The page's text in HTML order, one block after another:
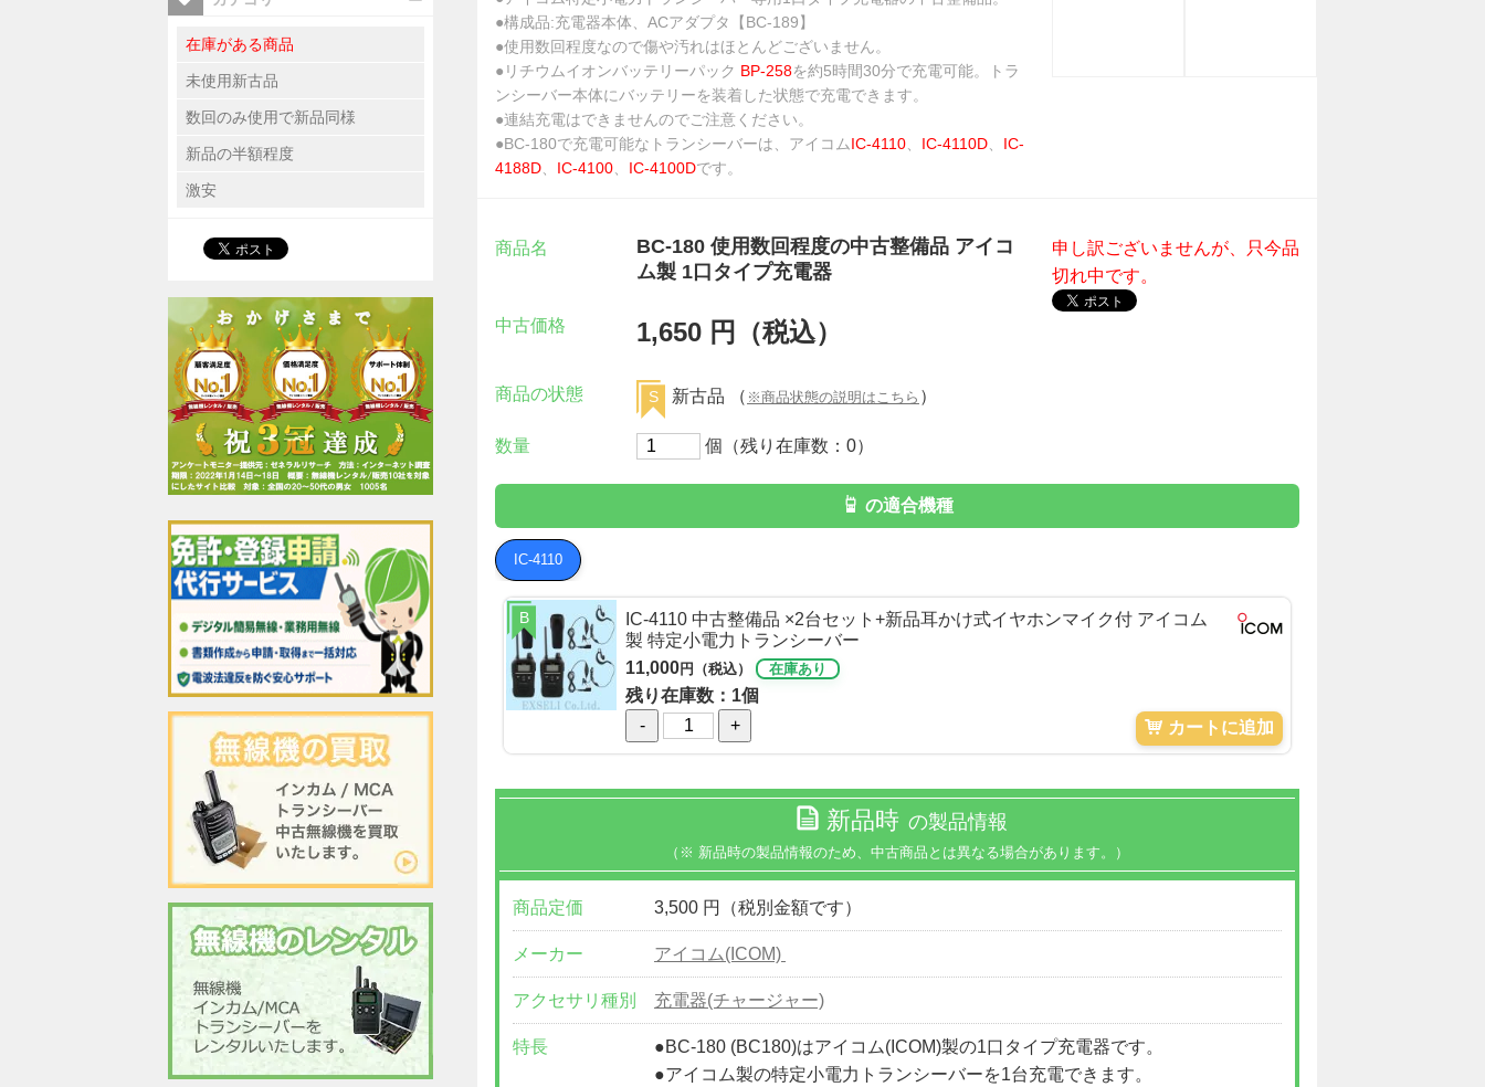
●構成品:充電器本体、ACアダプタ【BC-189】
●使用数回程度なので傷や汚れはほとんどございません。
●リチウムイオンバッテリーパック BP-258を約5時間30分で充電可能。トラ
ンシーバー本体にバッテリーを装着した状態で充電できます。
●連結充電はできませんのでご注意ください。
●BC-180で充電可能なトランシーバーは、アイコムIC-4110 IC-4110D
IC-
4188D
IC-4100 IC-4100Dです。
商品名
BC-180 使用数回程度の中古整備品 アイコ
ム製 1口タイプ充電器
中古価格 1,650 円（税込）
商品の状態 S 新古品 （ ※商品状態の説明はこちら ）
数量 個（残り在庫数：0）
申し訳ございませんが、只今品
切れ中です。
の適合機種
IC-4110
IC-4110 中古整備品 ×2台セット+新品耳かけ式イヤホンマイク付 アイコム
製 特定小電力トランシーバー
11,000円（税込） 在庫あり
残り在庫数：1個
-
+ カートに追加
B
新品時 の製品情報
（※ 新品時の製品情報のため、中古商品とは異なる場合があります。）
商品定価 3,500 円（税別金額です）
メーカー アイコム(ICOM)
アクセサリ種別 充電器(チャージャー)
特長
●BC-180 (BC180)はアイコム(ICOM)製の1口タイプ充電器です。
●アイコム製の特定小電力トランシーバーを1台充電できます。
在庫がある商品
未使用新古品
数回のみ使用で新品同様
新品の半額程度
激安